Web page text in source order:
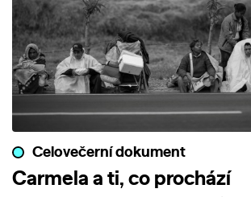
Celovečerní dokument
Carmela a ti, co prochází